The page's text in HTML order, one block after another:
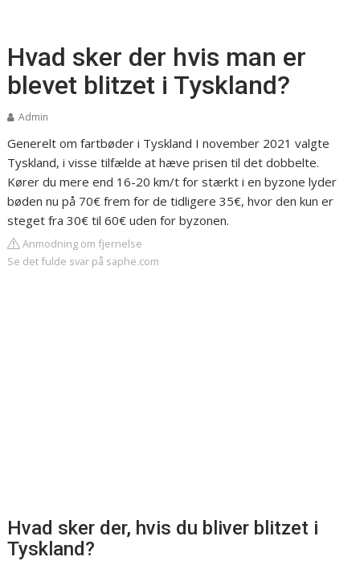
Hvad sker der hvis man er
blevet blitzet i Tyskland?
Admin
Generelt om fartbøder i Tyskland I november 2021 valgte
Tyskland, i visse tilfælde at hæve prisen til det dobbelte.
Kører du mere end 16-20 km/t for stærkt i en byzone lyder
bøden nu på 70€ frem for de tidligere 35€, hvor den kun er
steget fra 30€ til 60€ uden for byzonen.
Anmodning om fjernelse
Se det fulde svar på saphe.com
Hvad sker der, hvis du bliver blitzet i
Tyskland?